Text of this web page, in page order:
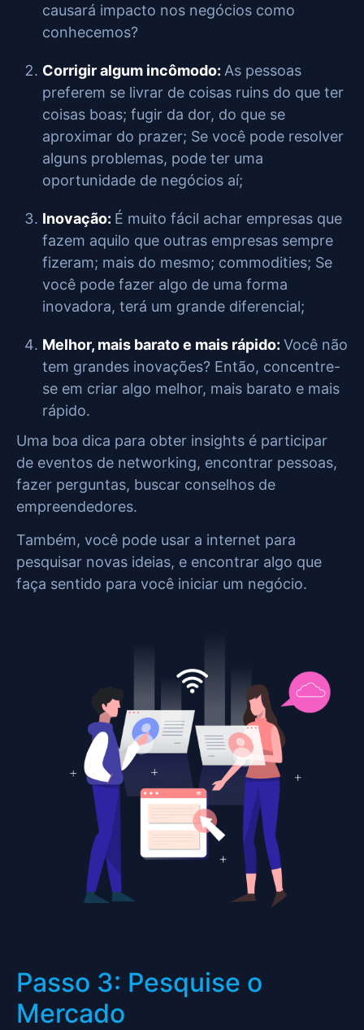
causará impacto nos negócios como
conhecemos?
Corrigir algum incômodo: As pessoas
preferem se livrar de coisas ruins do que ter
coisas boas; fugir da dor, do que se
aproximar do prazer; Se você pode resolver
alguns problemas, pode ter uma
oportunidade de negócios aí;
Inovação: É muito fácil achar empresas que
fazem aquilo que outras empresas sempre
fizeram; mais do mesmo; commodities; Se
você pode fazer algo de uma forma
inovadora, terá um grande diferencial;
Melhor, mais barato e mais rápido: Você não
tem grandes inovações? Então, concentre-
se em criar algo melhor, mais barato e mais
rápido.
Uma boa dica para obter insights é participar
de eventos de networking, encontrar pessoas,
fazer perguntas, buscar conselhos de
empreendedores.
Também, você pode usar a internet para
pesquisar novas ideias, e encontrar algo que
faça sentido para você iniciar um negócio.
Passo 3: Pesquise o
Mercado